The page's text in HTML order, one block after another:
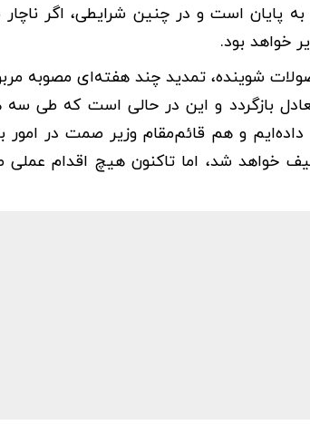
به پایان است و در چنین شرایطی، اگر
خواهد بود.
شوینده، تمدید چند هفته‌ای مصوبه
بازگردد و این در حالی است که طی
و هم قائم‌مقام وزیر صمت در امور
خواهد شد، اما تاکنون هیچ اقدام